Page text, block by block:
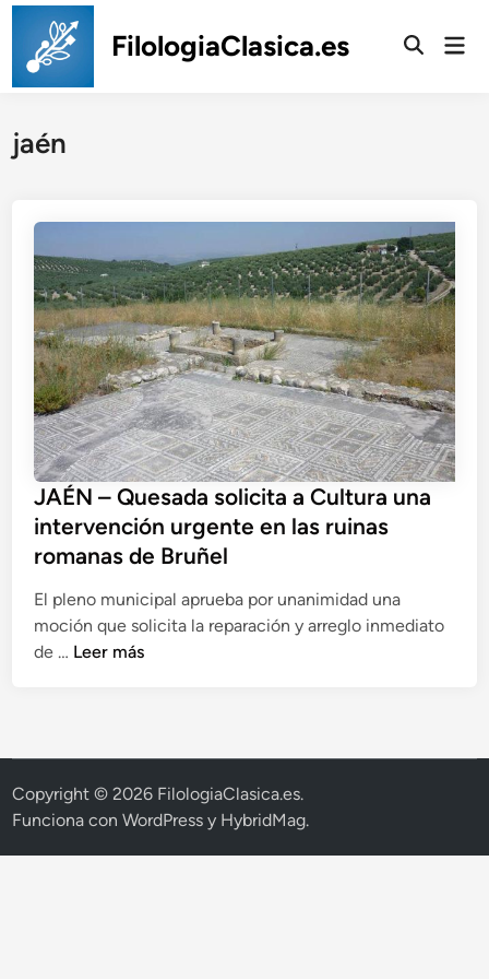
Saltar
contenido
FilologiaClasica.es
jaén
JAÉN – Quesada solicita a Cultura una
intervención urgente en las ruinas
romanas de Bruñel
El pleno municipal aprueba por unanimidad una
moción que solicita la reparación y arreglo inmediato
de … J
–
Q
e
s
Leer más
Copyright © 2026 FilologiaClasica.es.
Funciona conWordPress y HybridMag.